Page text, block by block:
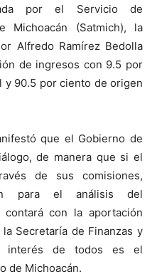
por el Servicio de
Michoacán (Satmich), la
Alfredo Ramírez Bedolla
de ingresos con 9.5 por
y 90.5 por ciento de origen
que el Gobierno de
de manera que si el
de sus comisiones,
para el análisis del
contará con la aportación
Secretaría de Finanzas y
interés de todos es el
de Michoacán.